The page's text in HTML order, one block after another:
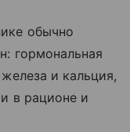
обычно
гормональная
и кальция,
в рационе и